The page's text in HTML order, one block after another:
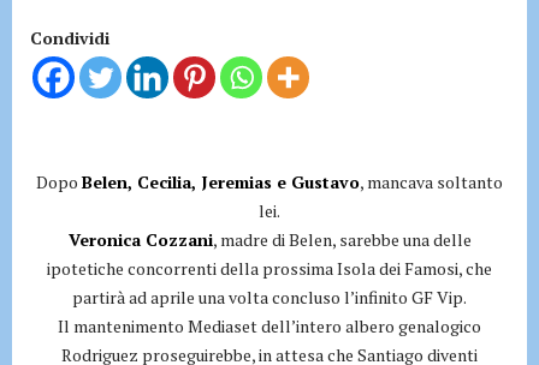
t
o
Condividi
Dopo Belen, Cecilia, Jeremias e Gustavo, mancava soltanto
lei.
Veronica Cozzani, madre di Belen, sarebbe una delle
ipotetiche concorrenti della prossima Isola dei Famosi, che
partirà ad aprile una volta concluso l’infinito GF Vip.
Il mantenimento Mediaset dell’intero albero genalogico
Rodriguez proseguirebbe, in attesa che Santiago diventi